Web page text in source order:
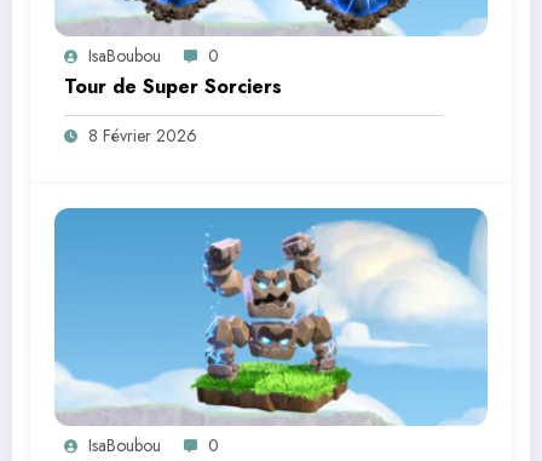
IsaBoubou 0
Tour de Super Sorciers
8 Février 2026
IsaBoubou 0